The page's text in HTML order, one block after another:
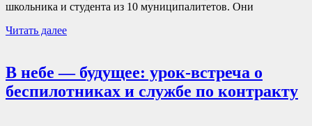
школьника и студента из 10 муниципалитетов. Они
Читать далее
В небе — будущее: урок-встреча о
беспилотниках и службе по контракту